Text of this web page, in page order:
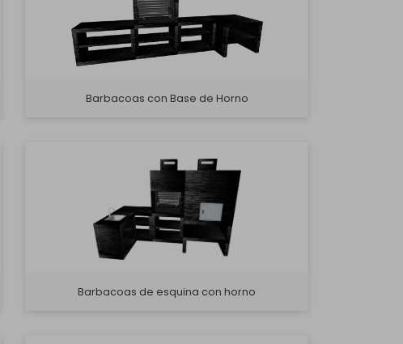
Barbacoas con Base de Horno
Barbacoas de esquina con horno